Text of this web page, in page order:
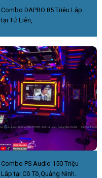
Combo DAPRO 85 Triệu.Lắp
tại Tứ Liên,
Combo PS Audio 150 Triệu
Lắp tại Cô Tô,Quảng Ninh.